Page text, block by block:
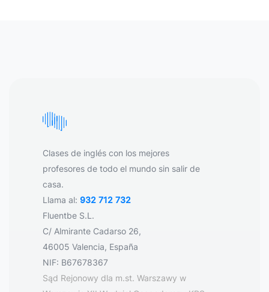
Clases de inglés con los mejores
profesores de todo el mundo sin salir de
casa.
Llama al: 932 712 732
Fluentbe S.L.
C/ Almirante Cadarso 26,
46005 Valencia, España
NIF: B67678367
Sąd Rejonowy dla m.st. Warszawy w